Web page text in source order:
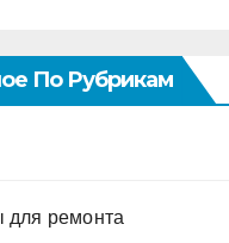
По Рубрикам
для ремонта